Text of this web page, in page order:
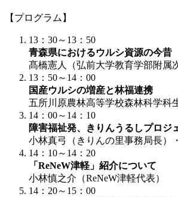
【プログラム】
13：30～13：50
青森県におけるウルシ資源の今昔
髙橋憲人（弘前大学教育学部附属
13：50～14：00
国産ウルシの増産と林福連携
五所川原農林高等学校森林科学科
14：00～14：10
障害福祉発、きりんうるしプロジ
小林真弓（きりんの里事務局長）
14：10～14：20
「ReNeW津軽」紹介について
小林慎之介（ReNeW津軽代表）
14：20～15：00